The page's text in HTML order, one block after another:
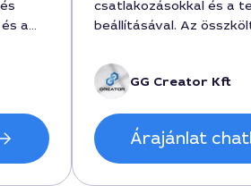
a
csatlakozásokkal és a
beállításával. Az
fejezte be a munkát.
GG Creator Kft
Árajánlat